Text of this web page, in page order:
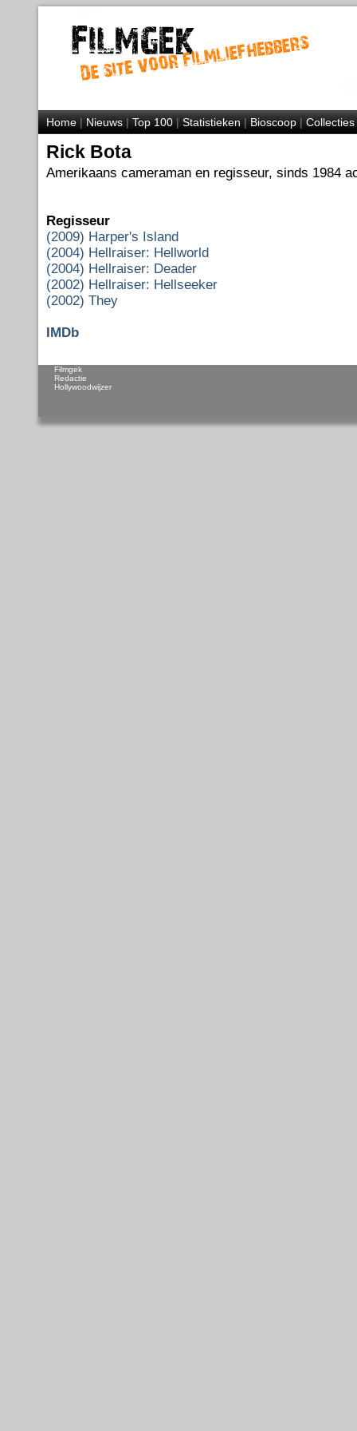
Home|Nieuws|Top 100|Statistieken|Bioscoop|Collecties
Rick Bota
Amerikaans cameraman en regisseur, sinds 1984
Regisseur
(2009) Harper's Island
(2004) Hellraiser: Hellworld
(2004) Hellraiser: Deader
(2002) Hellraiser: Hellseeker
(2002) They
IMDb
Filmgek
Redactie
Hollywoodwijzer